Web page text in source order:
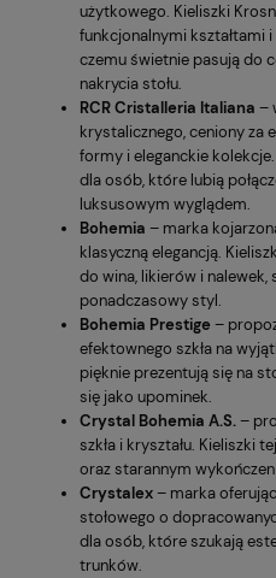
użytkowego. Kieliszki
funkcjonalnymi kształtami
czemu świetnie pasują do
nakrycia stołu.
RCR Cristalleria Italiana –
krystalicznego, ceniony za
formy i eleganckie
dla osób, które lubią
luksusowym wyglądem.
Bohemia – marka
klasyczną elegancją.
do wina, likierów i nalewek,
ponadczasowy styl.
Bohemia Prestige–
efektownego szkła na
pięknie prezentują się na
się jako upominek.
Crystal Bohemia A.S.–
szkła i kryształu. Kieliszki
oraz starannym
Crystalex– marka
stołowego o
dla osób, które szukają
trunków.